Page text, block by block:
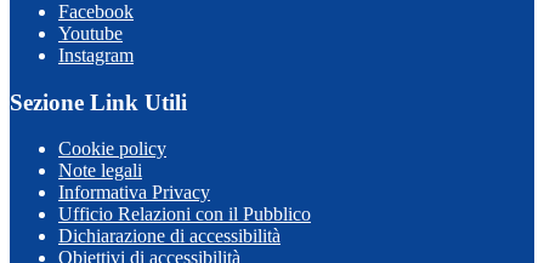
Facebook
Youtube
Instagram
Sezione Link Utili
Cookie policy
Note legali
Informativa Privacy
Ufficio Relazioni con il Pubblico
Dichiarazione di accessibilità
Obiettivi di accessibilità